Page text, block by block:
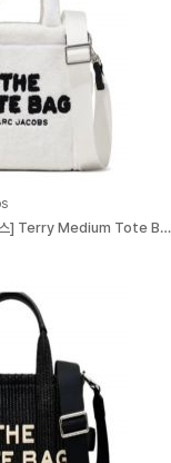
[마크 제이콥스] Terry Medium Tote Bag White